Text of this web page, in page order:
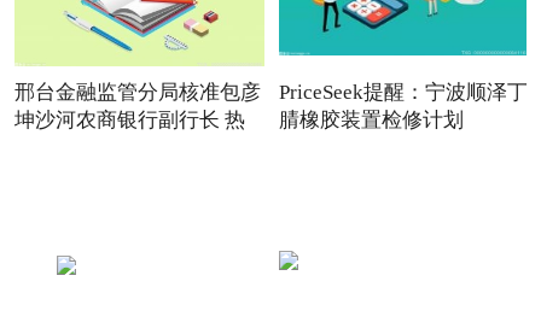
邢台金融监管分局核准包彦
坤沙河农商银行副行长 热
PriceSeek提醒：宁波顺泽丁
腈橡胶装置检修计划